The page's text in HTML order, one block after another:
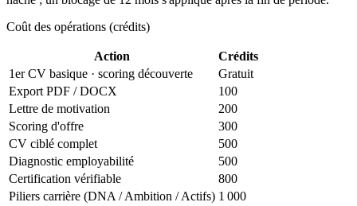
Coût des opérations (crédits)
Action
Crédits
1er CV basique · scoring découverte
Gratuit
Export PDF / DOCX
100
Lettre de motivation
200
Scoring d'offre
300
CV ciblé complet
500
Diagnostic employabilité
500
Certification vérifiable
800
Piliers carrière (DNA / Ambition / Actifs) 1 000